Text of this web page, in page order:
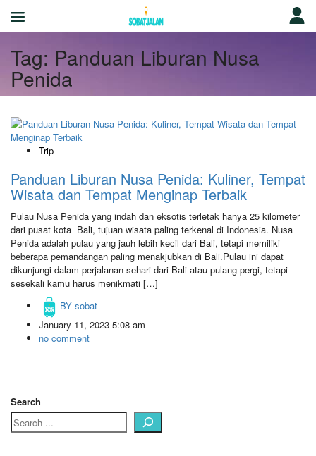
Tag: Panduan Liburan Nusa
Penida
Trip
Panduan Liburan Nusa Penida: Kuliner, Tempat
Wisata dan Tempat Menginap Terbaik
Pulau Nusa Penida yang indah dan eksotis terletak hanya 25 kilometer
dari pusat kota Bali, tujuan wisata paling terkenal di Indonesia. Nusa
Penida adalah pulau yang jauh lebih kecil dari Bali, tetapi memiliki
beberapa pemandangan paling menakjubkan di Bali.Pulau ini dapat
dikunjungi dalam perjalanan sehari dari Bali atau pulang pergi, tetapi
sesekali kamu harus menikmati […]
BY sobat
January 11, 2023 5:08 am
no comment
Search